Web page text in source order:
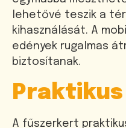
lehetővé teszik a tér
kihasználását. A
edények rugalmas
biztosítanak.
A fűszerkert